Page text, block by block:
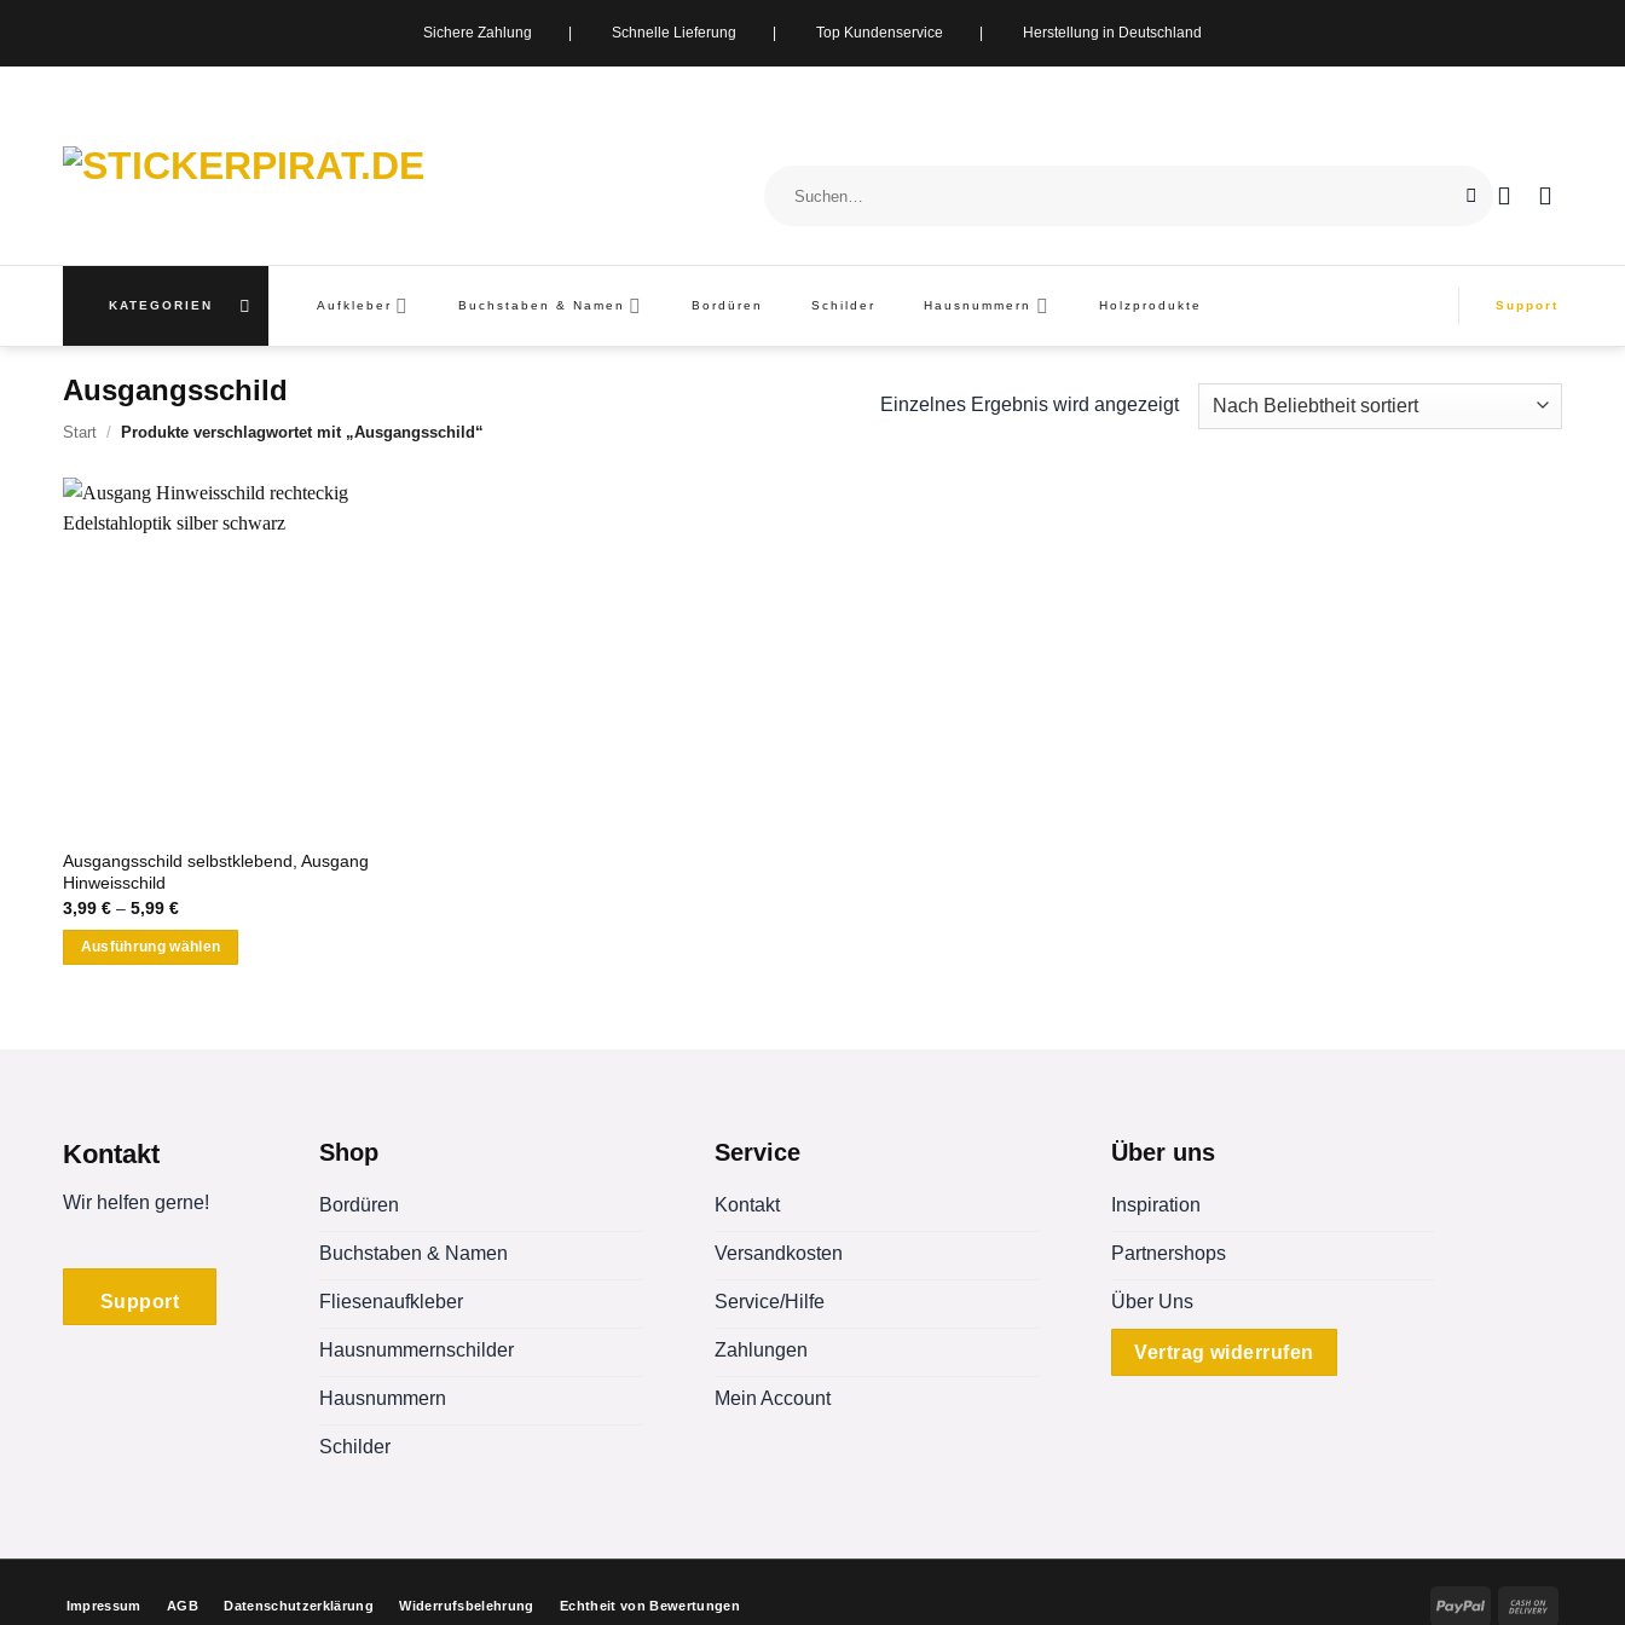
Sichere Zahlung | Schnelle Lieferung | Top Kundenservice | Herstellung in Deutschland
nach:
KATEGORIEN Aufkleber Buchstaben & Namen Bordüren Schilder Hausnummern Holzprodukte Support
Ausgangsschild
Start / Produkte verschlagwortet mit „Ausgangsschild“
Einzelnes Ergebnis wird angezeigt
Ausgangsschild selbstklebend, Ausgang
Hinweisschild
3,99 €– 5,99 €
Ausführung wählen
Die
können
gewählt
Kontakt
Wir helfen gerne!
Support
Shop
Bordüren
Buchstaben & Namen
Fliesenaufkleber
Hausnummernschilder
Hausnummern
Schilder
Service
Kontakt
Versandkosten
Service/Hilfe
Zahlungen
Mein Account
Über uns
Inspiration
Partnershops
Über Uns
Vertrag widerrufen
Impressum AGB Datenschutzerklärung Widerrufsbelehrung Echtheit von Bewertungen PayPal